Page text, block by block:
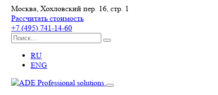
Москва, Хохловский пер. 16, стр. 1
Рассчитать стоимость
+7 (495) 741-14-60
RU
ENG